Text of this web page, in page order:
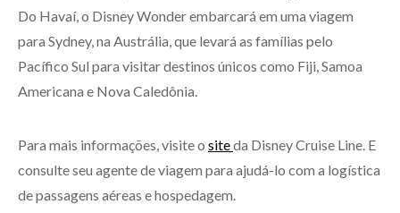
Do Havaí, o Disney Wonder embarcará em uma viagem
para Sydney, na Austrália, que levará as famílias pelo
Pacífico Sul para visitar destinos únicos como Fiji, Samoa
Americana e Nova Caledônia.
Para mais informações, visite o siteda Disney Cruise Line. E
consulte seu agente de viagem para ajudá-lo com a logística
de passagens aéreas e hospedagem.